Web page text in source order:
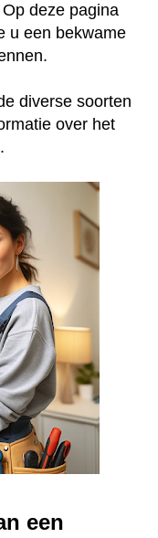
deze pagina
u een bekwame
diverse soorten
over het
een